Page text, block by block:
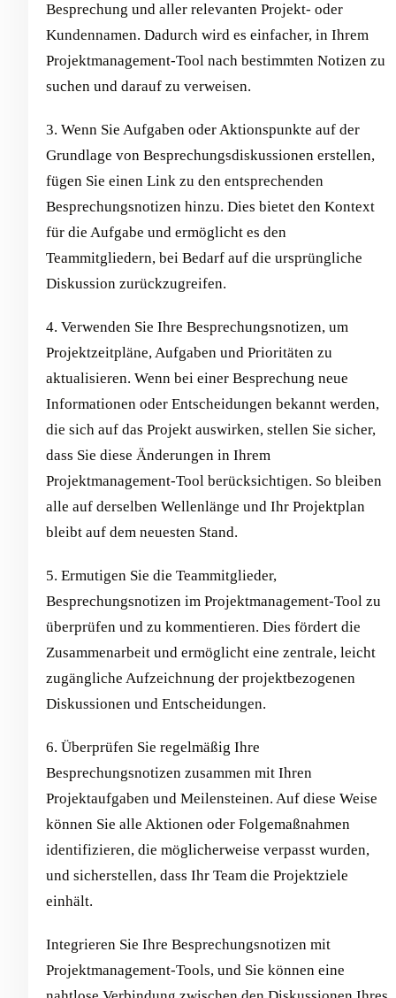
Besprechung und aller relevanten Projekt- oder
Kundennamen. Dadurch wird es einfacher, in Ihrem
Projektmanagement-Tool nach bestimmten Notizen zu
suchen und darauf zu verweisen.
3. Wenn Sie Aufgaben oder Aktionspunkte auf der
Grundlage von Besprechungsdiskussionen erstellen,
fügen Sie einen Link zu den entsprechenden
Besprechungsnotizen hinzu. Dies bietet den Kontext
für die Aufgabe und ermöglicht es den
Teammitgliedern, bei Bedarf auf die ursprüngliche
Diskussion zurückzugreifen.
4. Verwenden Sie Ihre Besprechungsnotizen, um
Projektzeitpläne, Aufgaben und Prioritäten zu
aktualisieren. Wenn bei einer Besprechung neue
Informationen oder Entscheidungen bekannt werden,
die sich auf das Projekt auswirken, stellen Sie sicher,
dass Sie diese Änderungen in Ihrem
Projektmanagement-Tool berücksichtigen. So bleiben
alle auf derselben Wellenlänge und Ihr Projektplan
bleibt auf dem neuesten Stand.
5. Ermutigen Sie die Teammitglieder,
Besprechungsnotizen im Projektmanagement-Tool zu
überprüfen und zu kommentieren. Dies fördert die
Zusammenarbeit und ermöglicht eine zentrale, leicht
zugängliche Aufzeichnung der projektbezogenen
Diskussionen und Entscheidungen.
6. Überprüfen Sie regelmäßig Ihre
Besprechungsnotizen zusammen mit Ihren
Projektaufgaben und Meilensteinen. Auf diese Weise
können Sie alle Aktionen oder Folgemaßnahmen
identifizieren, die möglicherweise verpasst wurden,
und sicherstellen, dass Ihr Team die Projektziele
einhält.
Integrieren Sie Ihre Besprechungsnotizen mit
Projektmanagement-Tools, und Sie können eine